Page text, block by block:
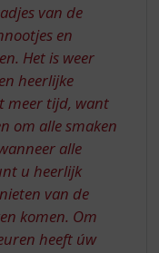
van de
en
Het is weer
heerlijke
meer tijd, want
om alle smaken
alle
u heerlijk
van de
komen. Om
heeft úw